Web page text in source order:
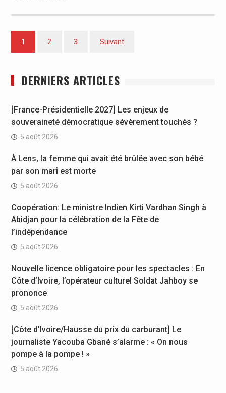
Pagination
des
1 2 3 Suivant
DERNIERS ARTICLES
[France-Présidentielle 2027] Les enjeux de
souveraineté démocratique sévèrement touchés ?
5 août 2026
À Lens, la femme qui avait été brûlée avec son bébé
par son mari est morte
5 août 2026
Coopération: Le ministre Indien Kirti Vardhan Singh à
Abidjan pour la célébration de la Fête de
l’indépendance
5 août 2026
Nouvelle licence obligatoire pour les spectacles : En
Côte d’Ivoire, l’opérateur culturel Soldat Jahboy se
prononce
5 août 2026
[Côte d’Ivoire/Hausse du prix du carburant] Le
journaliste Yacouba Gbané s’alarme : « On nous
pompe à la pompe ! »
5 août 2026